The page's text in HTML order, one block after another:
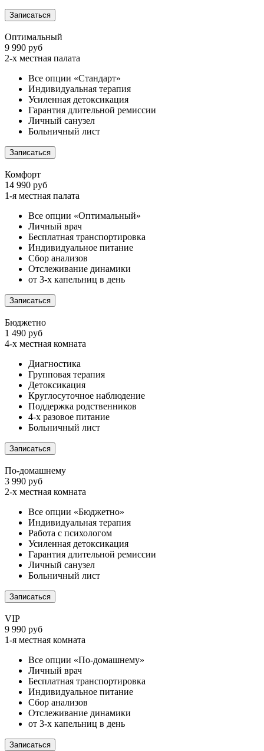
Записаться
Оптимальный
9 990 руб
2-х местная палата
Все опции «Стандарт»
Индивидуальная терапия
Усиленная детоксикация
Гарантия длительной ремиссии
Личный санузел
Больничный лист
Записаться
Комфорт
14 990 руб
1-я местная палата
Все опции «Оптимальный»
Личный врач
Бесплатная транспортировка
Индивидуальное питание
Сбор анализов
Отслеживание динамики
от 3-х капельниц в день
Записаться
Бюджетно
1 490 руб
4-х местная комната
Диагностика
Групповая терапия
Детоксикация
Круглосуточное наблюдение
Поддержка родственников
4-х разовое питание
Больничный лист
Записаться
По-домашнему
3 990 руб
2-х местная комната
Все опции «Бюджетно»
Индивидуальная терапия
Работа с психологом
Усиленная детоксикация
Гарантия длительной ремиссии
Личный санузел
Больничный лист
Записаться
VIP
9 990 руб
1-я местная комната
Все опции «По-домашнему»
Личный врач
Бесплатная транспортировка
Индивидуальное питание
Сбор анализов
Отслеживание динамики
от 3-х капельниц в день
Записаться